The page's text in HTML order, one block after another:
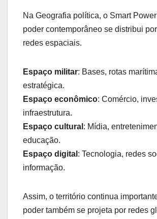
Na Geografia política, o Smart
poder contemporâneo se distribui
redes espaciais.
Espaço militar: Bases, rotas
estratégica.
Espaço econômico: Comércio,
infraestrutura.
Espaço cultural : Mídia,
educação.
Espaço digital : Tecnologia, redes
informação.
Assim, o território continua
poder também se projeta por redes